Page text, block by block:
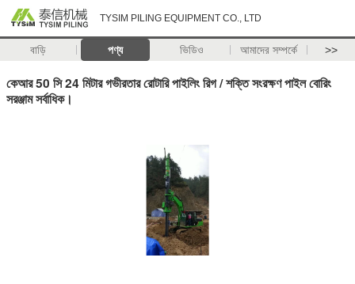
TYSIM PILING EQUIPMENT CO., LTD
বাড়ি পণ্য ভিডিও আমাদের সম্পর্কে >>
কেআর 50 সি 24 মিটার গভীরতার রোটারি পাইলিং রিগ / শক্তি সংরক্ষণ পাইল বোরিং
সরঞ্জাম সর্বাধিক।